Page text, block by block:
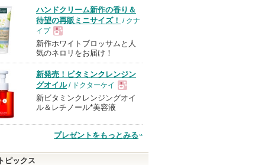
す
ハンドクリーム新作の香り＆
待望の再販ミニサイズ！ / クナ
イプ
現
品
新作ホワイトブロッサムと人
気のネロリをお届け！
新発売！ビタミンクレンジン
グオイル/ ドクターケイ
現
品
新ビタミンクレンジングオイ
ル＆レチノール*美容液
プレゼントをもっとみる
ピックス